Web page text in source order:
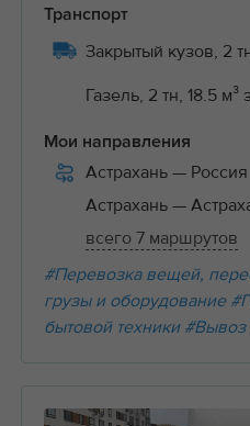
Транспорт
Закрытый кузов, 2
Газель, 2 тн, 18.5 м³
Мои направления
Астрахань — Россия
Астрахань —
всего 7 маршрутов
#Перевозка вещей,
грузы и оборудование
бытовой техники #Вывоз